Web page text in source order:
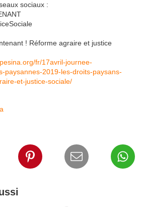
sociaux :
! Réforme agraire et justice
fr/17avril-journee-
paysannes-2019-les-droits-paysans-
et-justice-sociale/